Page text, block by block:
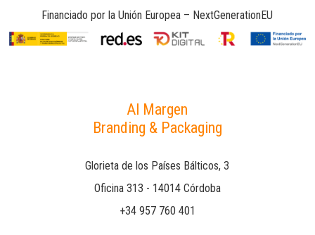
Financiado por la Unión Europea – NextGenerationEU
Al Margen
Branding & Packaging
Glorieta de los Países Bálticos, 3
Oficina 313 - 14014 Córdoba
+34 957 760 401